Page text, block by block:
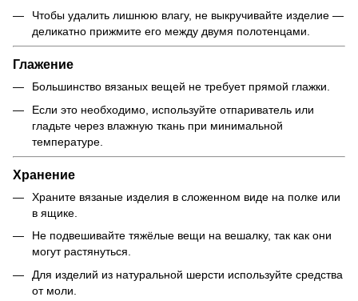
Чтобы удалить лишнюю влагу, не выкручивайте изделие —
деликатно прижмите его между двумя полотенцами.
Глажение
Большинство вязаных вещей не требует прямой глажки.
Если это необходимо, используйте отпариватель или
гладьте через влажную ткань при минимальной
температуре.
Хранение
Храните вязаные изделия в сложенном виде на полке или
в ящике.
Не подвешивайте тяжёлые вещи на вешалку, так как они
могут растянуться.
Для изделий из натуральной шерсти используйте средства
от моли.